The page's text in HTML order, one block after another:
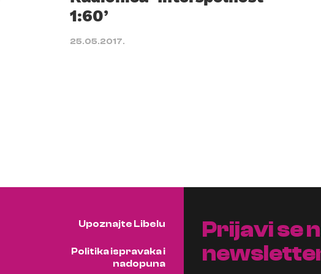
1:60’
25.05.2017.
Upoznajte Libelu
Politika ispravaka i
nadopuna
Prijavi se